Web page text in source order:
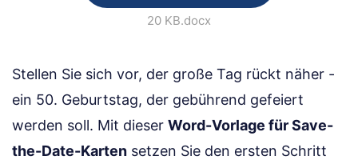
20 KB.docx
Stellen Sie sich vor, der große Tag rückt näher -
ein 50. Geburtstag, der gebührend gefeiert
werden soll. Mit dieser Word-Vorlage für Save-
the-Date-Karten setzen Sie den ersten Schritt